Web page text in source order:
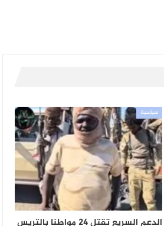
سياسية
الدعم السريع تقتل 24 مواطنا بالتريس